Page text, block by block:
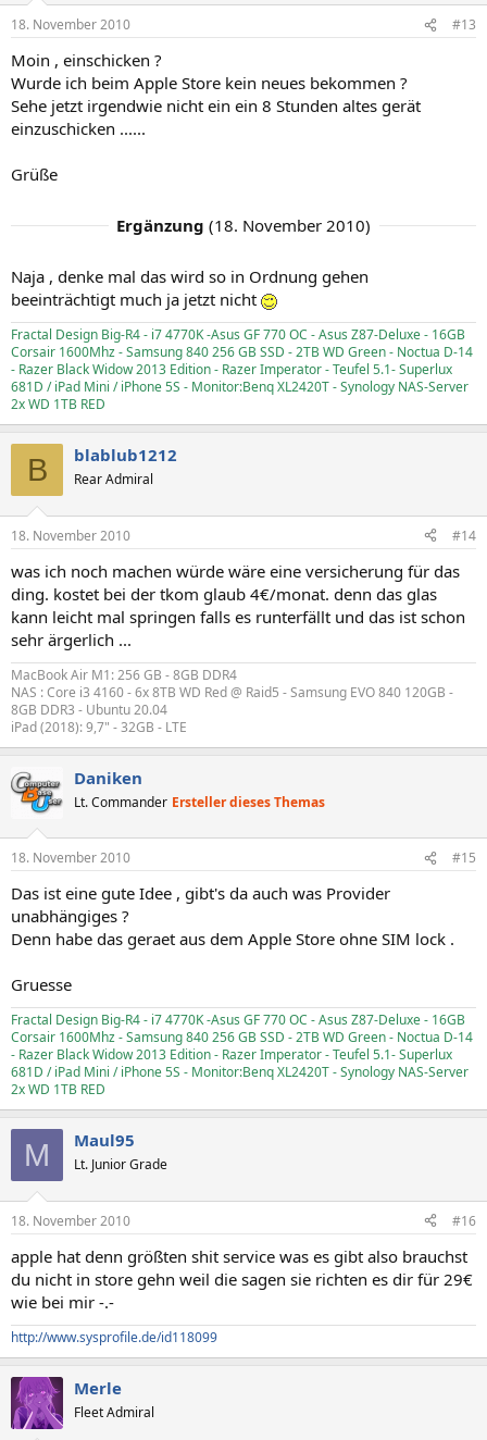
18. November 2010 #13
Moin , einschicken ?
Wurde ich beim Apple Store kein neues bekommen ?
Sehe jetzt irgendwie nicht ein ein 8 Stunden altes gerät
einzuschicken ......
Grüße
Ergänzung (18. November 2010)
Naja , denke mal das wird so in Ordnung gehen
beeinträchtigt much ja jetzt nicht
Fractal Design Big-R4 - i7 4770K -Asus GF 770 OC - Asus Z87-Deluxe - 16GB
Corsair 1600Mhz - Samsung 840 256 GB SSD - 2TB WD Green - Noctua D-14
- Razer Black Widow 2013 Edition - Razer Imperator - Teufel 5.1- Superlux
681D / iPad Mini / iPhone 5S - Monitor:Benq XL2420T - Synology NAS-Server
2x WD 1TB RED
B blablub1212
Rear Admiral
18. November 2010 #14
was ich noch machen würde wäre eine versicherung für das
ding. kostet bei der tkom glaub 4€/monat. denn das glas
kann leicht mal springen falls es runterfällt und das ist schon
sehr ärgerlich ...
MacBook Air M1: 256 GB - 8GB DDR4
NAS : Core i3 4160 - 6x 8TB WD Red @ Raid5 - Samsung EVO 840 120GB -
8GB DDR3 - Ubuntu 20.04
iPad (2018): 9,7" - 32GB - LTE
Daniken
Lt. Commander Ersteller dieses Themas
18. November 2010 #15
Das ist eine gute Idee , gibt's da auch was Provider
unabhängiges ?
Denn habe das geraet aus dem Apple Store ohne SIM lock .
Gruesse
Fractal Design Big-R4 - i7 4770K -Asus GF 770 OC - Asus Z87-Deluxe - 16GB
Corsair 1600Mhz - Samsung 840 256 GB SSD - 2TB WD Green - Noctua D-14
- Razer Black Widow 2013 Edition - Razer Imperator - Teufel 5.1- Superlux
681D / iPad Mini / iPhone 5S - Monitor:Benq XL2420T - Synology NAS-Server
2x WD 1TB RED
M Maul95
Lt. Junior Grade
18. November 2010 #16
apple hat denn größten shit service was es gibt also brauchst
du nicht in store gehn weil die sagen sie richten es dir für 29€
wie bei mir -.-
http://www.sysprofile.de/id118099
Merle
Fleet Admiral